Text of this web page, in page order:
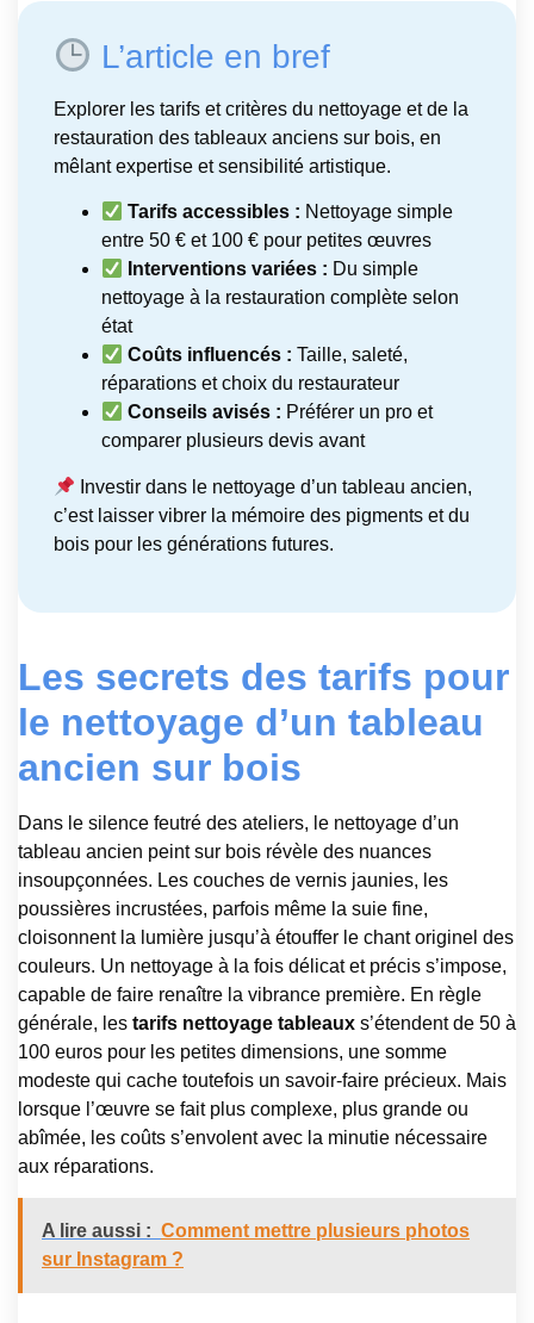
L’article en bref
Explorer les tarifs et critères du nettoyage et de la
restauration des tableaux anciens sur bois, en
mêlant expertise et sensibilité artistique.
Tarifs accessibles : Nettoyage simple
entre 50 € et 100 € pour petites œuvres
Interventions variées : Du simple
nettoyage à la restauration complète selon
état
Coûts influencés : Taille, saleté,
réparations et choix du restaurateur
Conseils avisés : Préférer un pro et
comparer plusieurs devis avant
Investir dans le nettoyage d’un tableau ancien,
c’est laisser vibrer la mémoire des pigments et du
bois pour les générations futures.
Les secrets des tarifs pour
le nettoyage d’un tableau
ancien sur bois
Dans le silence feutré des ateliers, le nettoyage d’un
tableau ancien peint sur bois révèle des nuances
insoupçonnées. Les couches de vernis jaunies, les
poussières incrustées, parfois même la suie fine,
cloisonnent la lumière jusqu’à étouffer le chant originel des
couleurs. Un nettoyage à la fois délicat et précis s’impose,
capable de faire renaître la vibrance première. En règle
générale, les tarifs nettoyage tableaux s’étendent de 50 à
100 euros pour les petites dimensions, une somme
modeste qui cache toutefois un savoir-faire précieux. Mais
lorsque l’œuvre se fait plus complexe, plus grande ou
abîmée, les coûts s’envolent avec la minutie nécessaire
aux réparations.
A lire aussi : Comment mettre plusieurs photos
sur Instagram ?